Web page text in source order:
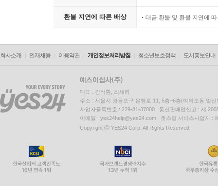
환불 지연에 따른 배상 대금 환불 및 환불 지연에
회사소개 인재채용 이용약관 개인정보처리방침 청소년보호정책 도서홍보안내
대표 : 김석환, 최세라
주소 : 서울시 영등포구 은행로 11, 5층~6층(여의도동,일신
사업자등록번호 : 229-81-37000 통신판매업신고 : 제
이메일 : yes24help@yes24.com 호스팅 서비스사업자 :
Copyright ⓒ YES24 Corp. All Rights Reserved.